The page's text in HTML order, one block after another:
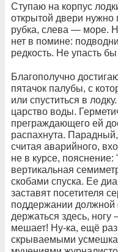
Ступаю на корпус
открытой двери нужно
рубка, слева — море.
нет в помине:
редкость. Не упасть
Благополучно
пятачок палубы, с
или спуститься в
царство воды.
преграждающего ей
распахнута.
считая аварийного,
не в курсе,
вертикальная
скобами спуска. Ее
заставят посетителя
поддержании
держаться здесь,
мешает! Ну-ка, ещё
скрываемыми